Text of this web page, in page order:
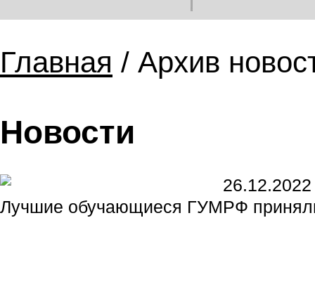
Главная / Архив
Новости
26.12.2022
Лучшие обучающиеся ГУМРФ